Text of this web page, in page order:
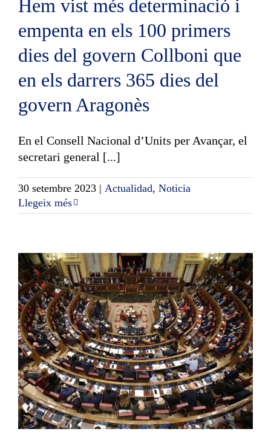
Hem vist més determinació i
empenta en els 100 primers
dies del govern Collboni que
en els darrers 365 dies del
govern Aragonès
En el Consell Nacional d’Units per Avançar, el
secretari general [...]
30 setembre 2023 | Actualidad, Noticia
Llegeix més